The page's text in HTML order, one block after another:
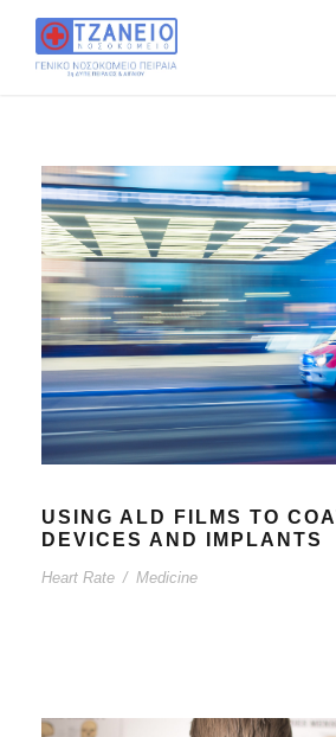
USING ALD FILMS TO
DEVICES AND IMPLANTS
Heart Rate / Medicine